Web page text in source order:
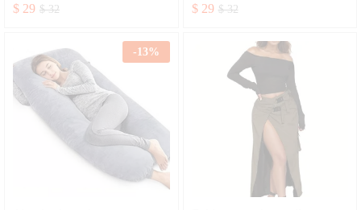
$ 29 $32 $29 $32
-13%